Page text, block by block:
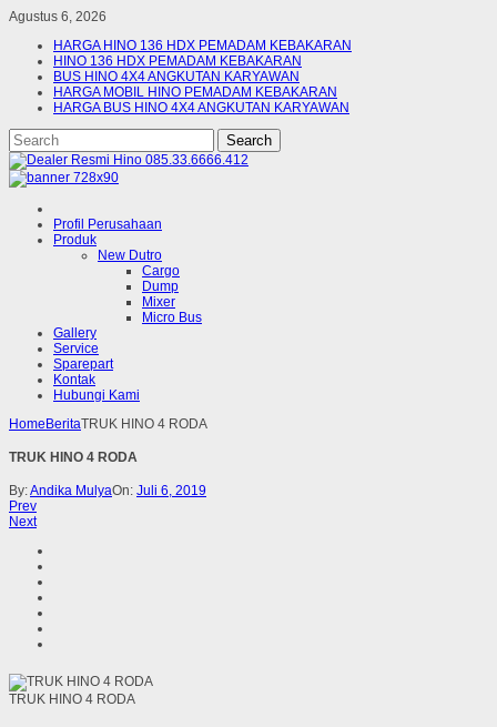
Agustus 6, 2026
HARGA HINO 136 HDX PEMADAM KEBAKARAN
HINO 136 HDX PEMADAM KEBAKARAN
BUS HINO 4X4 ANGKUTAN KARYAWAN
HARGA MOBIL HINO PEMADAM KEBAKARAN
HARGA BUS HINO 4X4 ANGKUTAN KARYAWAN
Profil Perusahaan
Produk
New Dutro
Cargo
Dump
Mixer
Micro Bus
Gallery
Service
Sparepart
Kontak
Hubungi Kami
Home BeritaTRUK HINO 4 RODA
TRUK HINO 4 RODA
By:Andika MulyaOn: Juli 6, 2019
Prev
Next
TRUK HINO 4 RODA